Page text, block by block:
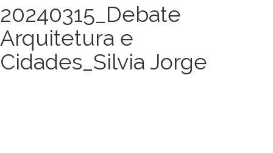
20240315_Debate
Arquitetura e
Cidades_Silvia Jorge